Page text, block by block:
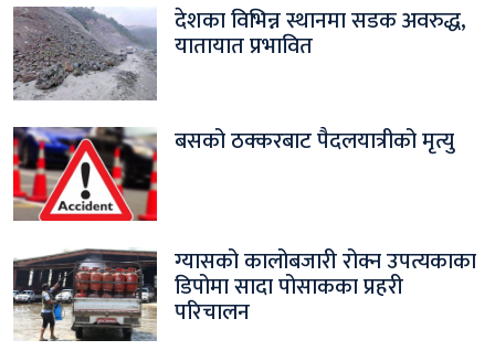
देशका विभिन्न स्थानमा सडक अवरुद्ध,
यातायात प्रभावित
बसको ठक्करबाट पैदलयात्रीको मृत्यु
ग्यासको कालोबजारी रोक्न उपत्यकाका
डिपोमा सादा पोसाकका प्रहरी
परिचालन